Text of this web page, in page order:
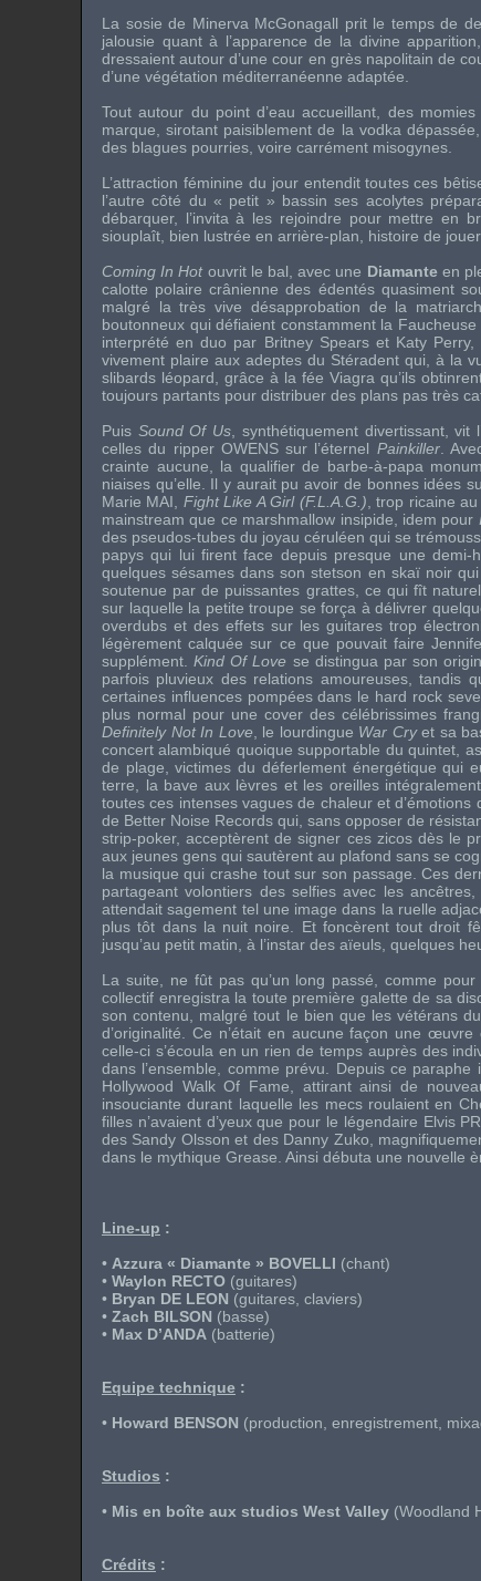
La sosie de Minerva McGonagall prit le temps de
jalousie quant à l’apparence de la divine
dressaient autour d’une cour en grès napolitain de
d’une végétation méditerranéenne adaptée.
Tout autour du point d’eau accueillant, des
marque, sirotant paisiblement de la vodka
des blagues pourries, voire carrément misogynes.
L’attraction féminine du jour entendit toutes ces
l’autre côté du « petit » bassin ses acolytes
débarquer, l’invita à les rejoindre pour mettre en
siouplaît, bien lustrée en arrière-plan, histoire de
Coming In Hotouvrit le bal, avec une Diamanteen
calotte polaire crânienne des édentés quasiment
malgré la très vive désapprobation de la
boutonneux qui défiaient constamment la
interprété en duo par Britney Spears et Katy
vivement plaire aux adeptes du Stéradent qui, à la
slibards léopard, grâce à la fée Viagra qu’ils
toujours partants pour distribuer des plans pas très
Puis Sound Of Us , synthétiquement divertissant,
celles du ripper OWENSsur l’éternel Painkiller.
crainte aucune, la qualifier de barbe-à-papa
niaises qu’elle. Il y aurait pu avoir de bonnes idées
Marie MAI
Fight Like A Girl (F.L.A.G.) , trop ricaine
mainstream que ce marshmallow insipide, idem pour
des pseudos-tubes du joyau céruléen qui se
papys qui lui firent face depuis presque une demi-
quelques sésames dans son stetson en skaï noir
soutenue par de puissantes grattes, ce qui fît
sur laquelle la petite troupe se força à délivrer
overdubs et des effets sur les guitares trop
légèrement calquée sur ce que pouvait faire
supplément.Kind Of Love se distingua par son
parfois pluvieux des relations amoureuses, tandis
certaines influences pompées dans le hard rock
plus normal pour une cover des célébrissimes
Definitely Not In Love , le lourdingue War Cryet sa
concert alambiqué quoique supportable du quintet,
de plage, victimes du déferlement énergétique qui
terre, la bave aux lèvres et les oreilles
toutes ces intenses vagues de chaleur et
de Better Noise Records qui, sans opposer de
strip-poker, acceptèrent de signer ces zicos dès le
aux jeunes gens qui sautèrent au plafond sans se
la musique qui crashe tout sur son passage. Ces
partageant volontiers des selfies avec les
attendait sagement tel une image dans la ruelle
plus tôt dans la nuit noire. Et foncèrent tout droit
jusqu’au petit matin, à l’instar des aïeuls, quelques
La suite, ne fût pas qu’un long passé, comme
collectif enregistra la toute première galette de sa
son contenu, malgré tout le bien que les vétérans
d’originalité. Ce n’était en aucune façon une
celle-ci s’écoula en un rien de temps auprès des
dans l’ensemble, comme prévu. Depuis ce
Hollywood Walk Of Fame, attirant ainsi de
insouciante durant laquelle les mecs roulaient en
filles n’avaient d’yeux que pour le légendaire Elvis
des Sandy Olsson et des Danny Zuko,
dans le mythique Grease. Ainsi débuta une nouvelle
Line-up :
• Azzura « Diamante » BOVELLI (chant)
• Waylon RECTO (guitares)
• Bryan DE LEON (guitares, claviers)
• Zach BILSON (basse)
• Max D’ANDA (batterie)
Equipe technique :
• Howard BENSON (production, enregistrement,
Studios :
• Mis en boîte aux studios West Valley (Woodland
Crédits :